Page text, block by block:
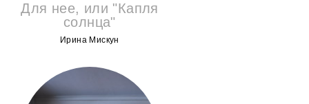
Для нее, или "Капля
солнца"
Ирина Мискун